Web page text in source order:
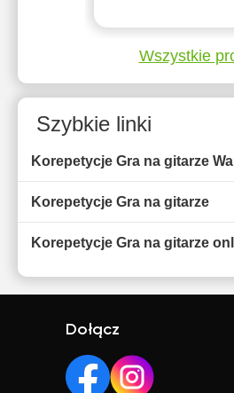
Wszystkie
Szybkie linki
Korepetycje Gra na gitarze
Korepetycje Gra na gitarze
Korepetycje Gra na gitarze
Dołącz